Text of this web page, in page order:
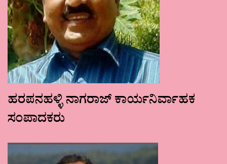
ಹರಪನಹಳ್ಳಿ ನಾಗರಾಜ್ ಕಾರ್ಯನಿರ್ವಾಹಕ
ಸಂಪಾದಕರು